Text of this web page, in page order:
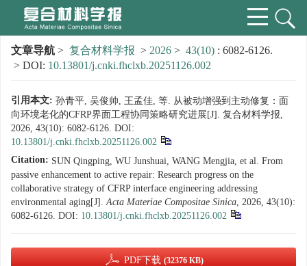
文章导航 > 复合材料学报 > 2026 > 43(10) : 6082-6126.
> DOI: 10.13801/j.cnki.fhclxb.20251126.002
引用本文: 孙青平, 吴俊帅, 王孟佳, 等. 从被动增强到主动修复：面
向环境老化的CFRP界面工程协同策略研究进展[J]. 复合材料学报,
2026, 43(10): 6082-6126. DOI:
10.13801/j.cnki.fhclxb.20251126.002
Citation: SUN Qingping, WU Junshuai, WANG Mengjia, et al. From
passive enhancement to active repair: Research progress on the
collaborative strategy of CFRP interface engineering addressing
environmental aging[J].Acta Materiae Compositae Sinica, 2026, 43(10):
6082-6126. DOI: 10.13801/j.cnki.fhclxb.20251126.002
PDF下载 (32376 KB)